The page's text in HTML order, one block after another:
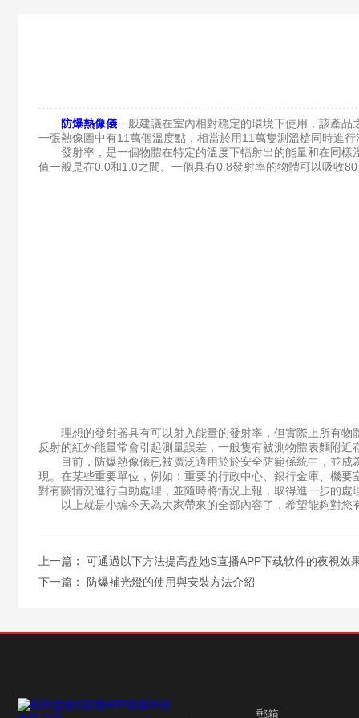
防爆熱像儀一般建議在室內相對穩定的環境下使用，該產
一張熱像圖中有11萬個溫度點，相當於用11萬隻測溫槍同時進
發射率，是一個物體在特定的溫度下輻射出的能量和在同樣
值一般是在0.0和1.0之間。一個具有0.8發射率的物體可以吸收
理想的發射器具有可以射入能量的發射率，但實際上所有物
反射的紅外能量常會引起測量誤差，一般隻有被測物體表麵附
目前，防爆熱像儀已被廣泛適用於於安全防範係統中，並成
現。在某些重要單位，例如：重要的行政中心、銀行金庫、機
對有關情況進行自動處理，並隨時將情況上報，取得進一步的處
以上就是小編今天為大家帶來的全部內容了，希望能夠對您
上一篇： 可通過以下方法提高盘她S直播APP下载软件的夜視效
下一篇：
防爆補光燈的使用與安裝方法介紹
郵箱